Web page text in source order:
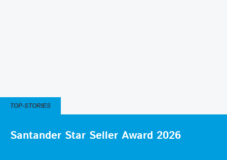
TOP-STORIES
Santander Star Seller Award 2026